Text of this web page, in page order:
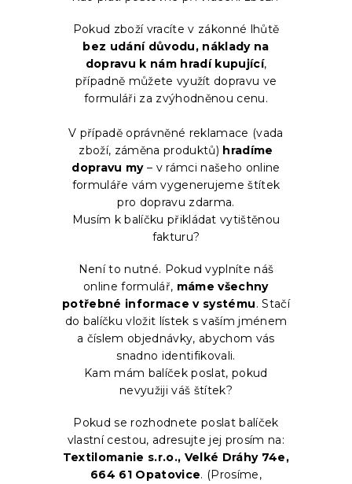
Pokud zboží vracíte v zákonné lhůtě
bez udání důvodu, náklady na
dopravu k nám hradí kupující,
případně můžete využít dopravu ve
formuláři za zvýhodněnou cenu.
V případě oprávněné reklamace (vada
zboží, záměna produktů) hradíme
dopravu my– v rámci našeho online
formuláře vám vygenerujeme štítek
pro dopravu zdarma.
Musím k balíčku přikládat vytištěnou
fakturu?
Není to nutné. Pokud vyplníte náš
online formulář, máme všechny
potřebné informace v systému. Stačí
do balíčku vložit lístek s vaším jménem
a číslem objednávky, abychom vás
snadno identifikovali.
Kam mám balíček poslat, pokud
nevyužiji váš štítek?
Pokud se rozhodnete poslat balíček
vlastní cestou, adresujte jej prosím na:
Textilomanie s.r.o., Velké Dráhy 74e,
664 61 Opatovice. (Prosíme,